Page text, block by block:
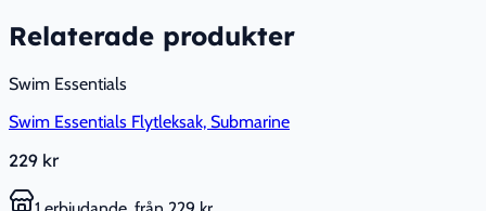
Relaterade produkter
Swim Essentials
Swim Essentials Flytleksak, Submarine
229 kr